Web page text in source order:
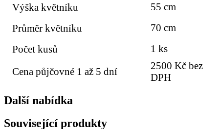
Výška květníku
55 cm
Průměr květníku
70 cm
Počet kusů
1 ks
Cena půjčovné 1 až 5 dní
2500 Kč bez
DPH
Další nabídka
Související produkty